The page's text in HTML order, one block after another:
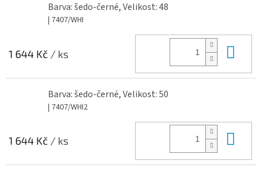
Barva: šedo-černé, Velikost: 48
| 7407/WHI
1 644 Kč / ks
Barva: šedo-černé, Velikost: 50
| 7407/WHI2
1 644 Kč / ks